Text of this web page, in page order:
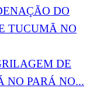
DO
TUCUMÃ NO
DE
NO PARÁ NO...